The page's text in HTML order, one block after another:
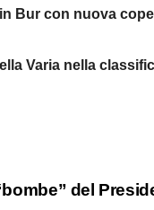
Bur con nuova
Varia nella
del